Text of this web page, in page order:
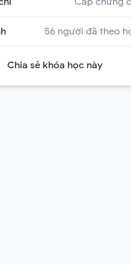
56 người đã theo
Chia sẻ khóa học này